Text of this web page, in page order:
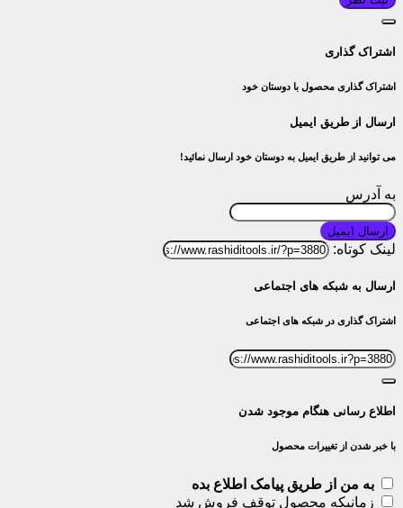
اشتراک گذاری
اشتراک گذاری محصول با دوستان خود
ارسال از طریق ایمیل
می توانید از طریق ایمیل به دوستان خود ارسال نمائید!
به آدرس
ارسال ایمیل
لینک کوتاه:
ارسال به شبکه های اجتماعی
اشتراک گذاری در شبکه های اجتماعی
اطلاع رسانی هنگام موجود شدن
با خبر شدن از تغییرات محصول
به من از طریق پیامک اطلاع بده
زمانیکه محصول توقف فروش شد